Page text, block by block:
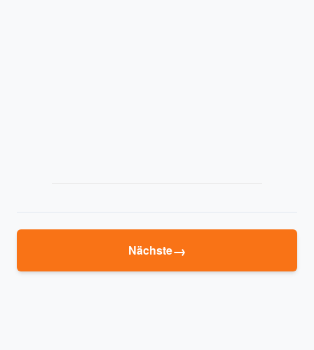
Nächste→